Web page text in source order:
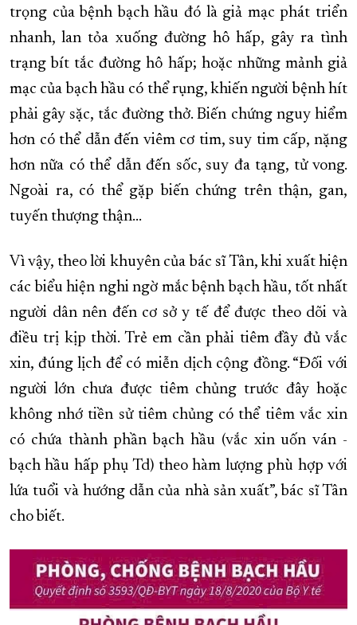
trọng của bệnh bạch hầu đó là giả mạc phát triển
nhanh, lan tỏa xuống đường hô hấp, gây ra tình
trạng bít tắc đường hô hấp; hoặc những mảnh giả
mạc của bạch hầu có thể rụng, khiến người bệnh hít
phải gây sặc, tắc đường thở. Biến chứng nguy hiểm
hơn có thể dẫn đến viêm cơ tim, suy tim cấp, nặng
hơn nữa có thể dẫn đến sốc, suy đa tạng, tử vong.
Ngoài ra, có thể gặp biến chứng trên thận, gan,
tuyến thượng thận…
Vì vậy, theo lời khuyên của bác sĩ Tân, khi xuất hiện
các biểu hiện nghi ngờ mắc bệnh bạch hầu, tốt nhất
người dân nên đến cơ sở y tế để được theo dõi và
điều trị kịp thời. Trẻ em cần phải tiêm đầy đủ vắc
xin, đúng lịch để có miễn dịch cộng đồng. “Đối với
người lớn chưa được tiêm chủng trước đây hoặc
không nhớ tiền sử tiêm chủng có thể tiêm vắc xin
có chứa thành phần bạch hầu (vắc xin uốn ván -
bạch hầu hấp phụ Td) theo hàm lượng phù hợp với
lứa tuổi và hướng dẫn của nhà sản xuất”, bác sĩ Tân
cho biết.